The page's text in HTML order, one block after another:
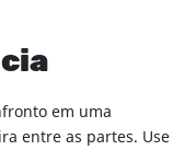
em uma
entre as partes. Use